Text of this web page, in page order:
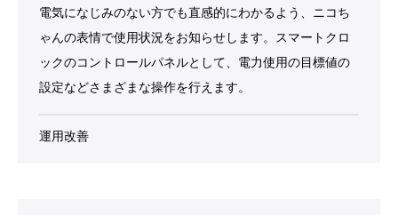
電気になじみのない方でも直感的にわかるよう、ニコち
ゃんの表情で使用状況をお知らせします。スマートクロ
ックのコントロールパネルとして、電力使用の目標値の
設定などさまざまな操作を行えます。
運用改善